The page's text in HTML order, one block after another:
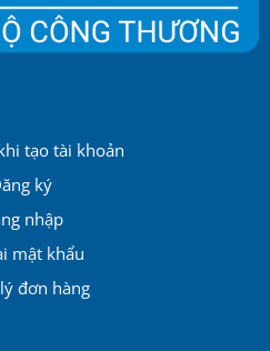
tạo tài khoản
ký
nhập
mật khẩu
đơn hàng